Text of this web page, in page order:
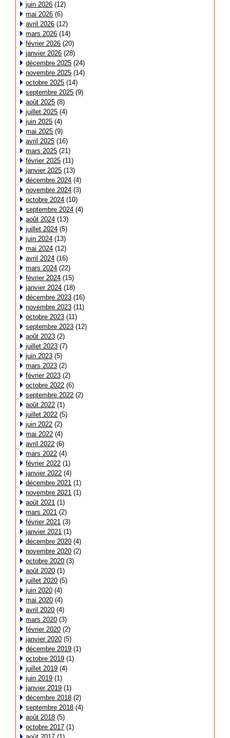
juin 2026 (12)
mai 2026 (6)
avril 2026 (12)
mars 2026 (14)
février 2026 (20)
janvier 2026 (28)
décembre 2025 (24)
novembre 2025 (14)
octobre 2025 (14)
septembre 2025 (9)
août 2025 (8)
juillet 2025 (4)
juin 2025 (4)
mai 2025 (9)
avril 2025 (16)
mars 2025 (21)
février 2025 (11)
janvier 2025 (13)
décembre 2024 (4)
novembre 2024 (3)
octobre 2024 (10)
septembre 2024 (4)
août 2024 (13)
juillet 2024 (5)
juin 2024 (13)
mai 2024 (12)
avril 2024 (16)
mars 2024 (22)
février 2024 (15)
janvier 2024 (18)
décembre 2023 (16)
novembre 2023 (11)
octobre 2023 (11)
septembre 2023 (12)
août 2023 (2)
juillet 2023 (7)
juin 2023 (5)
mars 2023 (2)
février 2023 (2)
octobre 2022 (6)
septembre 2022 (2)
août 2022 (1)
juillet 2022 (5)
juin 2022 (2)
mai 2022 (4)
avril 2022 (6)
mars 2022 (4)
février 2022 (1)
janvier 2022 (4)
décembre 2021 (1)
novembre 2021 (1)
août 2021 (1)
mars 2021 (2)
février 2021 (3)
janvier 2021 (1)
décembre 2020 (4)
novembre 2020 (2)
octobre 2020 (3)
août 2020 (1)
juillet 2020 (5)
juin 2020 (4)
mai 2020 (4)
avril 2020 (4)
mars 2020 (3)
février 2020 (2)
janvier 2020 (5)
décembre 2019 (1)
octobre 2019 (1)
juillet 2019 (4)
juin 2019 (1)
janvier 2019 (1)
décembre 2018 (2)
septembre 2018 (4)
août 2018 (5)
octobre 2017 (1)